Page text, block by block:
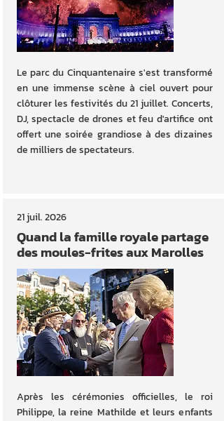
Le parc du Cinquantenaire s'est transformé
en une immense scène à ciel ouvert pour
clôturer les festivités du 21 juillet. Concerts,
DJ, spectacle de drones et feu d'artifice ont
offert une soirée grandiose à des dizaines
de milliers de spectateurs.
21 juil. 2026
Après les cérémonies officielles, le roi
Philippe, la reine Mathilde et leurs enfants
Quand la famille royale partage
des moules-frites aux Marolles